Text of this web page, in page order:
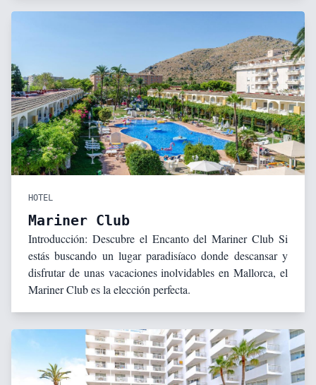
HOTEL
Mariner Club
Introducción: Descubre el Encanto del Mariner Club Si
estás buscando un lugar paradisíaco donde descansar y
disfrutar de unas vacaciones inolvidables en Mallorca, el
Mariner Club es la elección perfecta.